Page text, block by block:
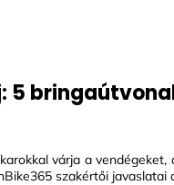
5
várja a
szakértői javaslatai